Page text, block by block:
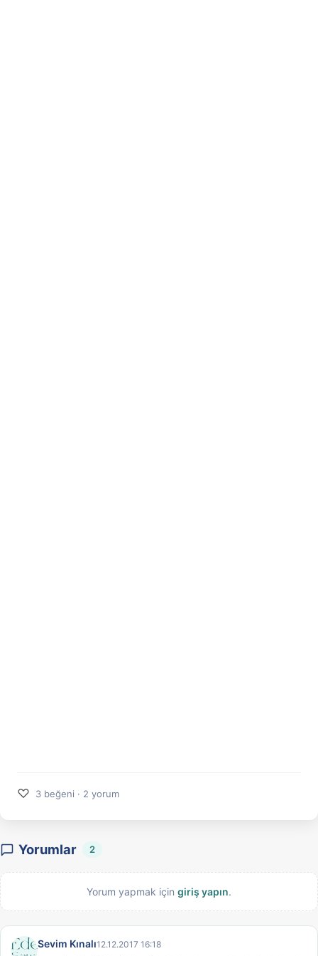
♡ 3 beğeni · 2 yorum
Yorumlar 2
Yorum yapmak için giriş yapın.
Sevim Kınalı12.12.2017 16:18